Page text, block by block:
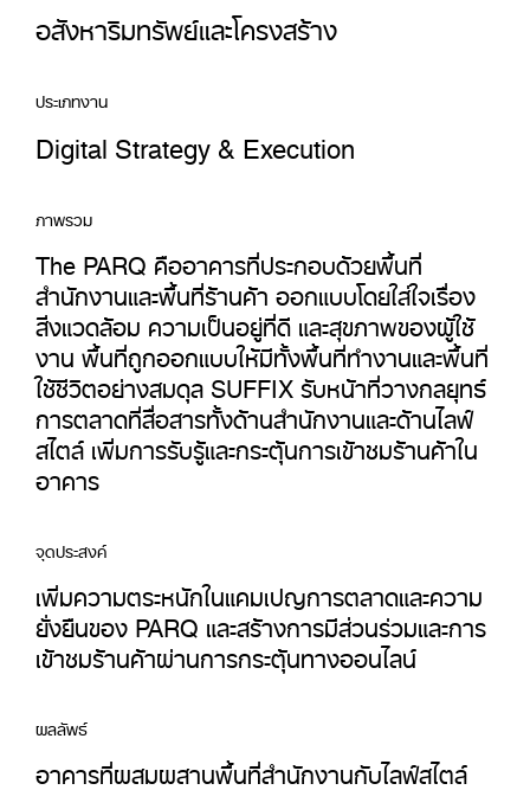
อสังหาริมทรัพย์และโครงสร้าง
ประเภทงาน
Digital Strategy & Execution
ภาพรวม
The PARQ คืออาคารที่ประกอบด้วยพื้นที่
สำนักงานและพื้นที่ร้านค้า ออกแบบโดยใส่ใจเรื่อง
สิ่งแวดล้อม ความเป็นอยู่ที่ดี และสุขภาพของผู้ใช้
งาน พื้นที่ถูกออกแบบให้มีทั้งพื้นที่ทำงานและพื้นที่
ใช้ชีวิตอย่างสมดุล SUFFIX รับหน้าที่วางกลยุทธ์
การตลาดที่สื่อสารทั้งด้านสำนักงานและด้านไลฟ์
สไตล์ เพิ่มการรับรู้และกระตุ้นการเข้าชมร้านค้าใน
อาคาร
จุดประสงค์
เพิ่มความตระหนักในแคมเปญการตลาดและความ
ยั่งยืนของ PARQ และสร้างการมีส่วนร่วมและการ
เข้าชมร้านค้าผ่านการกระตุ้นทางออนไลน์
ผลลัพธ์
อาคารที่ผสมผสานพื้นที่สำนักงานกับไลฟ์สไตล์